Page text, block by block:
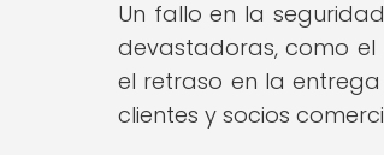
Un fallo en la
devastadoras, como el
el retraso en la
clientes y socios